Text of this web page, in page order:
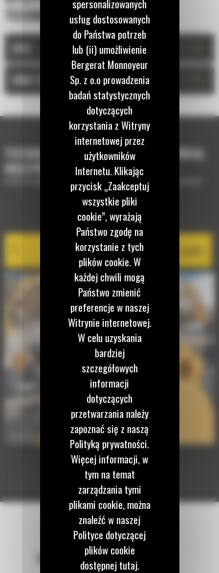
TECHNICZNA
DANE TECHNICZNE
TECHNOLOGIE, KTÓRE UZUPEŁNIĄ TWOJĄ
MASZYNĘ
Krótki opis wyposażenia lub technologii potrzebnych do uzupełnienia maszyny
EQUIPMENT MANAGEMENT
Cat PL161 Attachment Locator
POZOSTAŃMY W KONTAKCIE
spersonalizowanych
usług dostosowanych
do Państwa potrzeb
lub (ii) umożliwienie
Bergerat Monnoyeur
Sp. z o.o prowadzenia
badań statystycznych
dotyczących
korzystania z Witryny
internetowej przez
użytkowników
Internetu. Klikając
przycisk „Zaakceptuj
wszystkie pliki
cookie”, wyrażają
Państwo zgodę na
korzystanie z tych
plików cookie. W
każdej chwili mogą
Państwo zmienić
preferencje w naszej
Witrynie internetowej.
W celu uzyskania
bardziej
szczegółowych
informacji
dotyczących
przetwarzania należy
zapoznać się z naszą
Polityką prywatności.
Więcej informacji, w
tym na temat
zarządzania tymi
plikami cookie, można
znaleźć w naszej
Polityce dotyczącej
plików cookie
dostępnej tutaj.